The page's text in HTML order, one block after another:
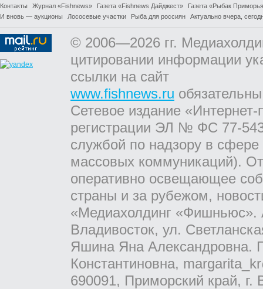
Контакты Журнал «Fishnews» Газета «Fishnews Дайджест»
Газета «Рыбак
И вновь — аукционы
Лососевые участки Рыба для россиян Актуально вчера,
© 2006—2026 гг.
цитировании информации
ссылки на сайт
www.fishnews.ru
Сетевое издание
регистрации ЭЛ № ФС 77-
службой по надзору в
массовых коммуникаций).
оперативно освещающее
страны и за рубежом,
«Медиахолдинг «Фишньюс».
Владивосток, ул.
Яшина Яна Александровна.
Константиновна,
690091, Приморский край,